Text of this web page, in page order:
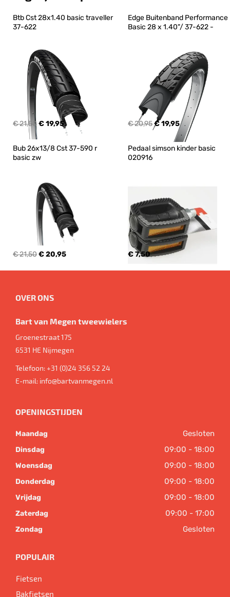
Btb Cst 28x1.40 basic traveller
37-622
€ 21,50€ 19,95
Edge Buitenband Performance
Basic 28 x 1.40"/ 37-622 -
€ 20,95€ 19,95
Bub 26x13/8 Cst 37-590 r
basic zw
€ 21,50€ 20,95
Pedaal simson kinder basic
020916
€ 7,50
OVER ONS
Bart van Megen tweewielers
Groenestraat 175
6531 HE Nijmegen
Telefoon:+31 (0)24 356 52 24
E-mail: info@bartvanmegen.nl
OPENINGSTIJDEN
Maandag Gesloten
Dinsdag 09:00 - 18:00
Woensdag 09:00 - 18:00
Donderdag 09:00 - 18:00
Vrijdag 09:00 - 18:00
Zaterdag 09:00 - 17:00
Zondag Gesloten
POPULAIR
Fietsen
Bakfietsen